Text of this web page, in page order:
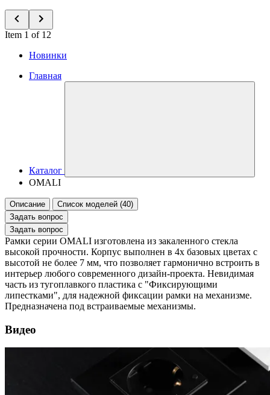
Item 1 of 12
Новинки
Главная
Каталог
OMALI
Описание
Список моделей (40)
Задать вопрос
Задать вопрос
Рамки серии OMALI изготовлена из закаленного стекла
высокой прочности. Корпус выполнен в 4х базовых цветах с
высотой не более 7 мм, что позволяет гармонично встроить в
интерьер любого современного дизайн-проекта. Невидимая
часть из тугоплавкого пластика с "Фиксирующими
липестками", для надежной фиксации рамки на механизме.
Предназначена под встраиваемые механизмы.
Видео